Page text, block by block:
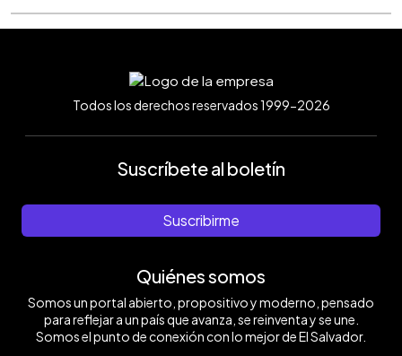
Todos los derechos reservados 1999-2026
Suscríbete al boletín
Suscribirme
Quiénes somos
Somos un portal abierto, propositivo y moderno, pensado
para reflejar a un país que avanza, se reinventa y se une.
Somos el punto de conexión con lo mejor de El Salvador.